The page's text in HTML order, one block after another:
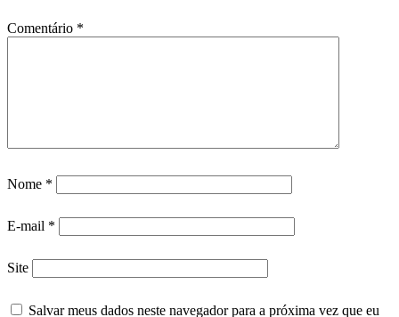
Comentário *
Nome *
E-mail *
Site
Salvar meus dados neste navegador para a próxima vez que eu